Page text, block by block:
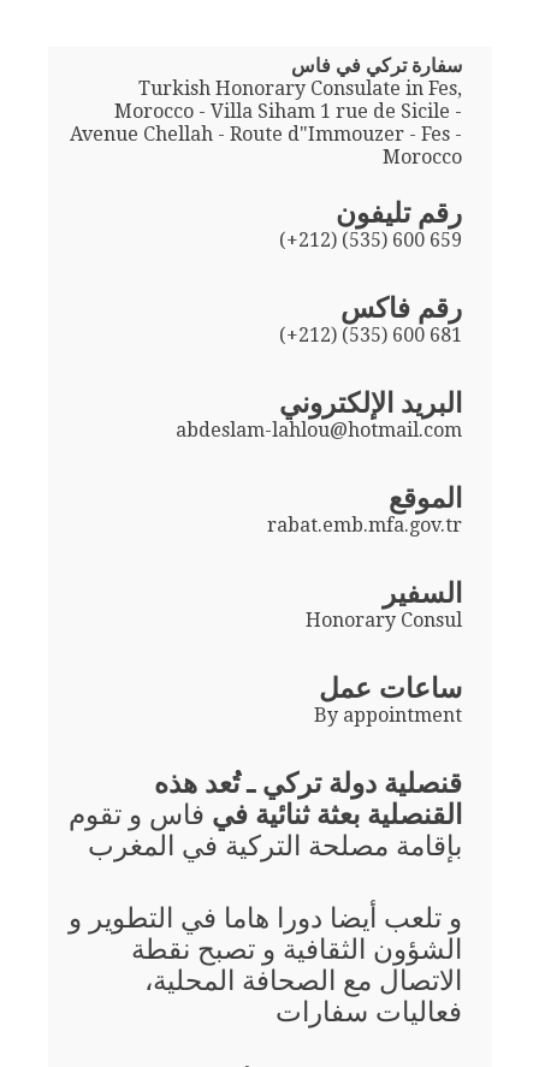
سفارة تركي في فاس
Turkish Honorary Consulate in Fes,
Morocco - Villa Siham 1 rue de Sicile -
Avenue Chellah - Route d"Immouzer - Fes -
Morocco
رقم تليفون
(+212) (535) 600 659
رقم فاكس
(+212) (535) 600 681
البريد الإلكتروني
abdeslam-lahlou@hotmail.com
الموقع
rabat.emb.mfa.gov.tr
السفير
Honorary Consul
ساعات عمل
By appointment
قنصلية دولة تركي ـ تُعد هذه
القنصلية بعثة ثنائية في فاس و تقوم
بإقامة مصلحة التركية في المغرب
و تلعب أيضا دورا هاما في التطوير و
الشؤون الثقافية و تصبح نقطة
الاتصال مع الصحافة المحلية،
فعاليات سفارات